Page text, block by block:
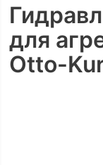
для
Otto-